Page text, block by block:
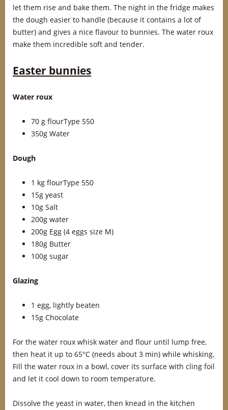
let them rise and bake them. The night in the fridge makes
the dough easier to handle (because it contains a lot of
butter) and gives a nice flavour to bunnies. The water roux
make them incredible soft and tender.
Easter bunnies
Water roux
70 g flourType 550
350g Water
Dough
1 kg flourType 550
15g yeast
10g Salt
200g water
200g Egg (4 eggs size M)
180g Butter
100g sugar
Glazing
1 egg, lightly beaten
15g Chocolate
For the water roux whisk water and flour until lump free,
then heat it up to 65°C (needs about 3 min) while whisking.
Fill the water roux in a bowl, cover its surface with cling foil
and let it cool down to room temperature.
Dissolve the yeast in water, then knead in the kitchen